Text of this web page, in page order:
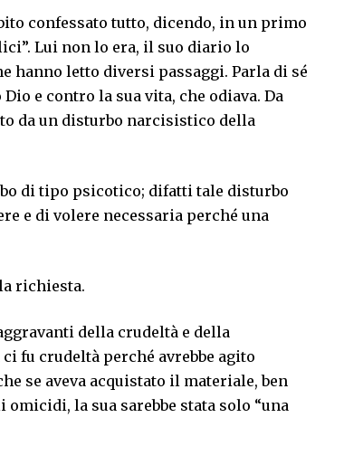
confessato tutto, dicendo, in un primo
Lui non lo era, il suo diario lo
hanno letto diversi passaggi. Parla di sé
e contro la sua vita, che odiava. Da
da un disturbo narcisistico della
di tipo psicotico; difatti tale disturbo
e di volere necessaria perché una
richiesta.
della crudeltà e della
fu crudeltà perché avrebbe agito
se aveva acquistato il materiale, ben
la sua sarebbe stata solo “una